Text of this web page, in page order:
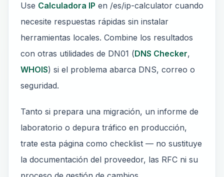
Use Calculadora IP en /es/ip-calculator cuando
necesite respuestas rápidas sin instalar
herramientas locales. Combine los resultados
con otras utilidades de DN01 (DNS Checker,
WHOIS) si el problema abarca DNS, correo o
seguridad.
Tanto si prepara una migración, un informe de
laboratorio o depura tráfico en producción,
trate esta página como checklist — no sustituye
la documentación del proveedor, las RFC ni su